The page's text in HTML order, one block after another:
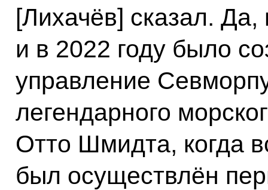
[Лихачёв] сказал. Да,
и в 2022 году было
управление
легендарного
Отто Шмидта, когда
был осуществлён